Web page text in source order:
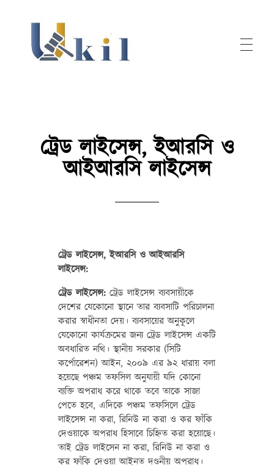
ট্রেড লাইসেন্স, ইআরসি ও
আইআরসি লাইসেন্স
ট্রেড লাইসেন্স, ইআরসি ও আইআরসি
লাইসেন্স:
ট্রেড লাইসেন্স: ট্রেড লাইসেন্স ব্যবসায়ীকে
দেশের যেকোনো স্থানে তার ব্যবসাটি পরিচালনা
করার স্বাধীনতা দেয়। ব্যবসায়ের অনুকূলে
যেকোনো কার্যক্রমের জন্য ট্রেড লাইসেন্স একটি
অবধারিত নথি। স্থানীয় সরকার (সিটি
কর্পোরেশন) আইন, ২০০৯ এর ৯২ ধারায় বলা
হয়েছে পঞ্চম তফসিল অনুযায়ী যদি কোনো
ব্যক্তি অপরাধ করে থাকে তবে তাকে সাজা
পেতে হবে, এদিকে পঞ্চম তফসিলে ট্রেড
লাইসেন্স না করা, রিনিউ না করা ও কর ফাঁকি
দেওয়াকে অপরাধ হিসাবে চিহ্নিত করা হয়োছে।
তাই ট্রেড লাইসেন না করা, রিনিউ না করা ও
কর ফাঁকি দেওয়া আইনত দণ্ডনীয় অপরাধ।